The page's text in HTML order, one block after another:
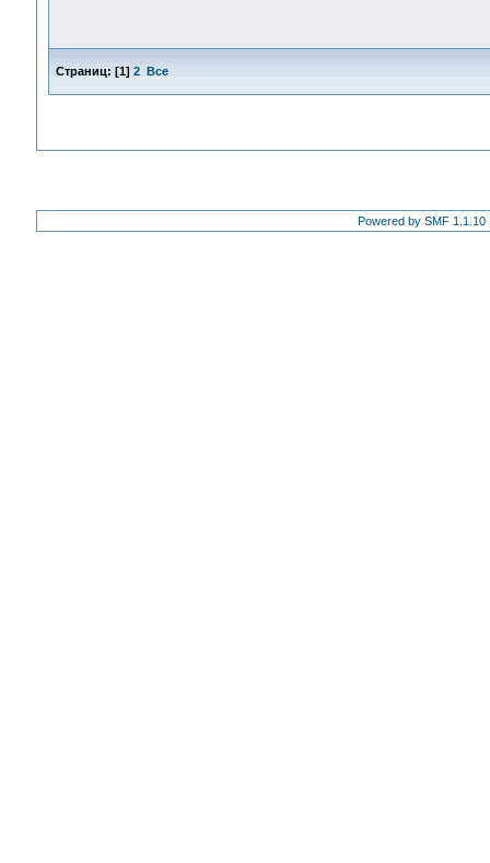
Страниц: [1] 2 Все
Powered by SMF 1.1.10